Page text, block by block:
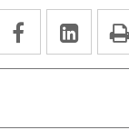
Facebook
Enlace
a
a